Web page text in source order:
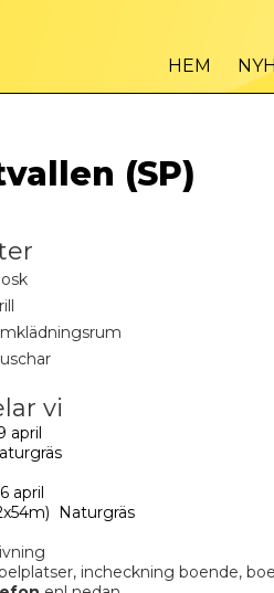
HEM
(SP)
vi
april
april
Naturgräs
incheckning boende,